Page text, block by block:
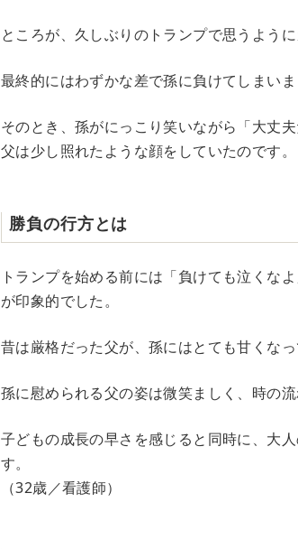
ところが、久しぶりのトランプで思うよう
最終的にはわずかな差で孫に負けてしまいま
そのとき、孫がにっこり笑いながら「大丈
父は少し照れたような顔をしていたのです。
勝負の行方とは
トランプを始める前には「負けても泣くな
が印象的でした。
昔は厳格だった父が、孫にはとても甘くな
孫に慰められる父の姿は微笑ましく、時の流
子どもの成長の早さを感じると同時に、大
す。
（32歳／看護師）